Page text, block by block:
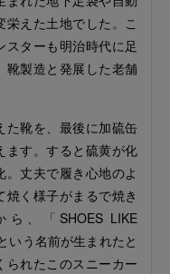
えた土地でした。こ
ターも明治時代に足
靴製造と発展した老舗
た靴を、最後に加硫缶
ます。すると硫黄が化
丈夫で履き心地のよ
く様子がまるで焼き
、「SHOES LIKE
いう名前が生まれたと
られたこのスニーカー